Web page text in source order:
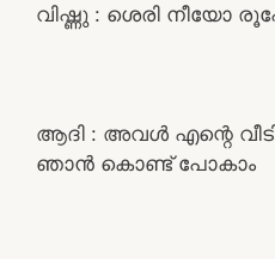
വിഷ്ണു : ശെരി നീയോ
ആദി : അവൾ എന്റെ
ഞാൻ കൊണ്ട് പോകാം